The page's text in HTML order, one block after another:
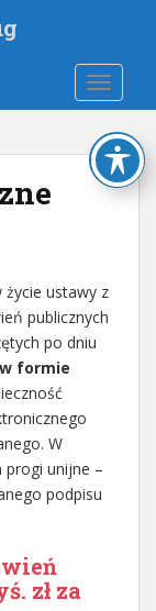
ustawy z
publicznych
po dniu
formie
W
progi unijne –
podpisu
zł za